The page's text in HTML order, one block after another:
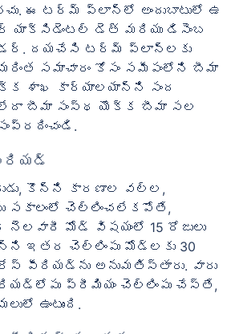
ఈ టర్మ్ ప్లాన్‌లో అందుబాటులో ఉ
యాక్సిడెంటల్ డెత్ మరియు డిసెంబ
దయచేసి టర్మ్ ప్లాన్‌లకు
మరింత సమాచారం కోసం సమీపంలోని బీమా
శాఖ కార్యాలయాన్ని సంద
లేదా బీమా సంస్థ యొక్క బీమా సల
కొన్ని కారణాల వల్ల,
సకాలంలో చెల్లించలేకపోతే,
మోడ్ విషయంలో 15 రోజులు
ఇతర చెల్లింపు మోడ్‌లకు 30
పీరియడ్‌ను అనుమతిస్తారు. వారు
ప్రీమియం చెల్లింపు చేస్తే,
ఉంటుంది.